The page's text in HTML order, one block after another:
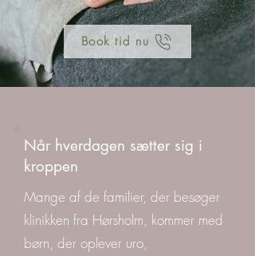
Book tid nu
Når hverdagen sætter sig i
kroppen
Mange af de familier, der besøger
klinikken fra Hørsholm, kommer med
børn, der oplever uro,